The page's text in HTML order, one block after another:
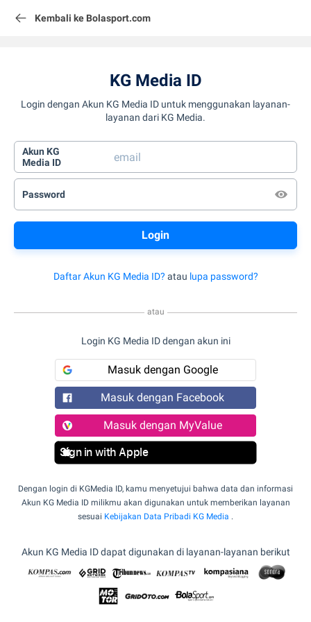
Kembali ke Bolasport.com
KG Media ID
Login dengan Akun KG Media ID untuk menggunakan layanan-
layanan dari KG Media.
Akun KG
Media ID
Password
Daftar Akun KG Media ID? atau lupa password?
atau
Login KG Media ID dengan akun ini
Masuk dengan Google
Masuk dengan Facebook
Masuk dengan MyValue
Sign in with Apple
Dengan login di KGMedia ID, kamu menyetujui bahwa data dan informasi
Akun KG Media ID milikmu akan digunakan untuk memberikan layanan
sesuai Kebijakan Data Pribadi KG Media .
Akun KG Media ID dapat digunakan di layanan-layanan berikut